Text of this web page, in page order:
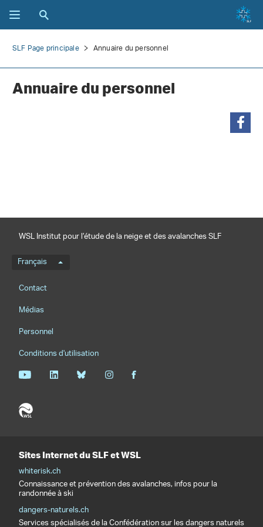
SLF Page principale Annuaire du personnel
Annuaire du personnel
WSL Institut pour l’étude de la neige et des avalanches SLF
Menu de langue
Français
Footernavigation
Contact
Médias
Personnel
Conditions d'utilisation
Sites Internet du SLF et WSL
whiterisk.ch
Connaissance et prévention des avalanches, infos pour la
randonnée à ski
dangers-naturels.ch
Services spécialisés de la Confédération sur les dangers naturels